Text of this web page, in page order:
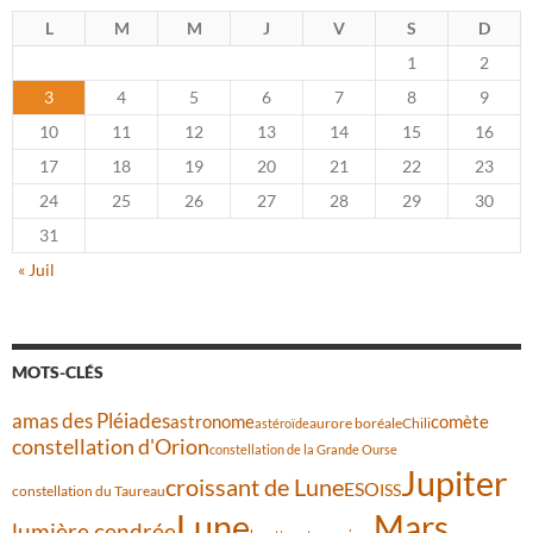
L M M J V S
D
1
2
3
4 5 6 7 8
9
10
11 12 13 14 15
16
17
18 19 20 21 22
23
24
25 26 27 28 29
30
31
« Juil
MOTS-CLÉS
amas des Pléiadesastronomeastéroïdeaurore boréaleChilicomète
constellation d'Orionconstellation de la Grande Ourse
constellation du Taureaucroissant de LuneESOISSJupiter